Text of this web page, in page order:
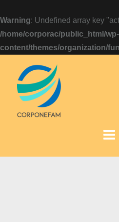
Warning: Undefined array key
/home/corporac/public_html/wp-
content/themes/organization/